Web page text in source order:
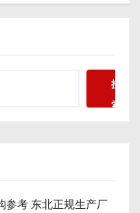
搜
索
参考 东北正规生产厂